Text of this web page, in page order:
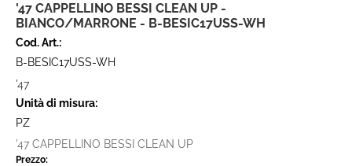
'47 CAPPELLINO BESSI CLEAN UP -
BIANCO/MARRONE - B-BESIC17USS-WH
Cod. Art.:
B-BESIC17USS-WH
'47
Unità di misura:
PZ
'47 CAPPELLINO BESSI CLEAN UP
Prezzo: